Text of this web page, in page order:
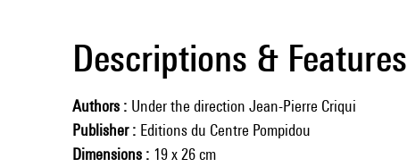
Descriptions & Features
Authors
Under the direction Jean-Pierre Criqui
Publisher
Editions du Centre Pompidou
Dimensions
19 x 26 cm